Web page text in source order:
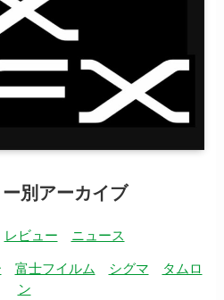
別アーカイブ
レビュー ニュース
富士フイルム シグマ
タムロ
ン